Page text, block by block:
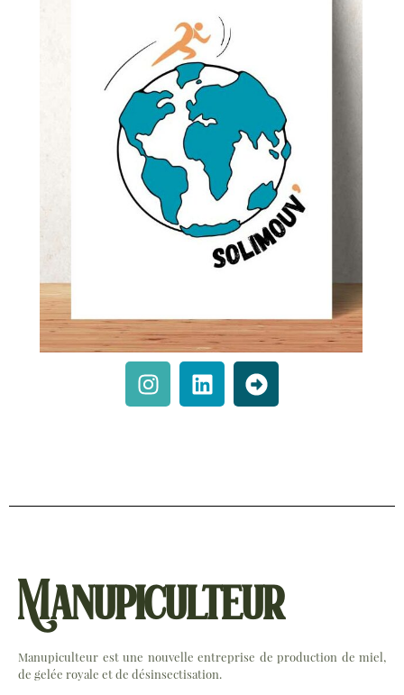
Manupiculteur
Manupiculteur est une nouvelle entreprise de production de miel,
de gelée royale et de désinsectisation.